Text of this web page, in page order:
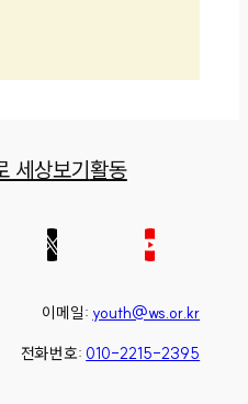
세상보기활동
이메일: youth@ws.or.kr
전화번호: 010-2215-2395